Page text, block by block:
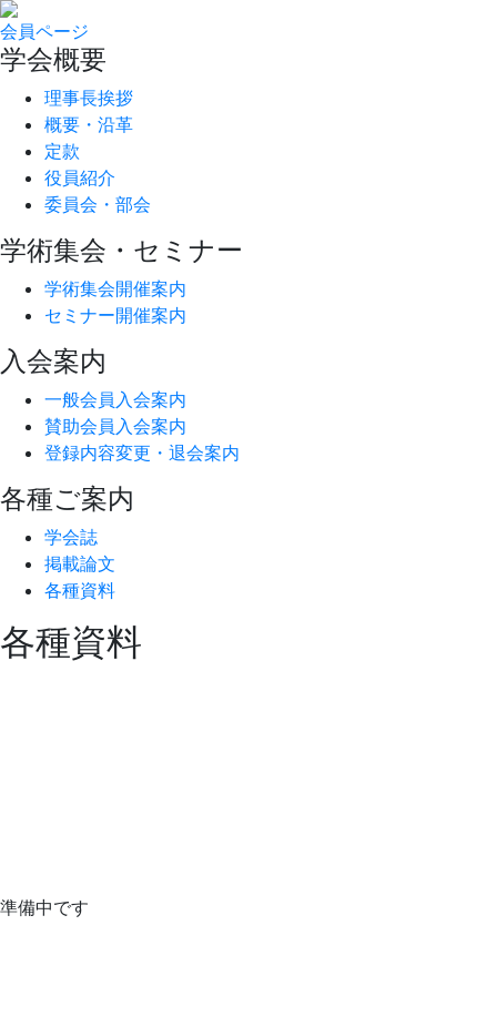
会員ページ
学会概要
理事長挨拶
概要・沿革
定款
役員紹介
委員会・部会
学術集会・セミナー
学術集会開催案内
セミナー開催案内
入会案内
一般会員入会案内
賛助会員入会案内
登録内容変更・退会案内
各種ご案内
学会誌
掲載論文
各種資料
各種資料
準備中です